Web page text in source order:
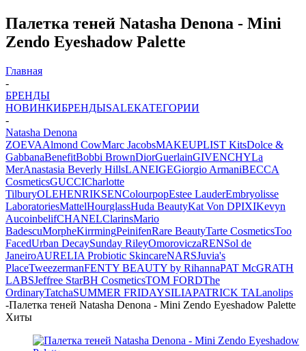
Палетка теней Natasha Denona - Mini
Zendo Eyeshadow Palette
Главная
-
БРЕНДЫ
НОВИНКИБРЕНДЫSALEКАТЕГОРИИ
-
Natasha Denona
ZOEVAAlmond CowMarc JacobsMAKEUPLIST KitsDolce &
GabbanaBenefitBobbi BrownDiorGuerlainGIVENCHYLa
MerAnastasia Beverly HillsLANEIGEGiorgio ArmaniBECCA
CosmeticsGUCCICharlotte
TilburyOLEHENRIKSENColourpopEstee LauderEmbryolisse
LaboratoriesMattelHourglassHuda BeautyKat Von DPIXIKevyn
AucoinbelifCHANELClarinsMario
BadescuMorpheKirrmingPeinifenRare BeautyTarte CosmeticsToo
FacedUrban DecaySunday RileyOmoroviczaRENSol de
JaneiroAURELIA Probiotic SkincareNARSJuvia's
PlaceTweezermanFENTY BEAUTY by RihannaPAT McGRATH
LABSJeffree StarBH CosmeticsTOM FORDThe
OrdinaryTatchaSUMMER FRIDAYSILIAPATRICK TALanolips
-Палетка теней Natasha Denona - Mini Zendo Eyeshadow Palette
Хиты